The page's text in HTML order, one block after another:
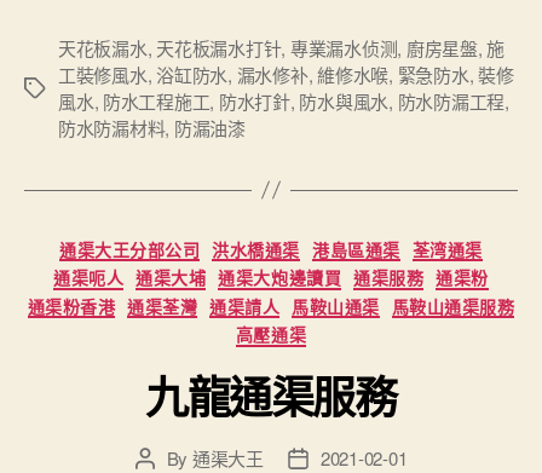
Tags
天花板漏水, 天花板漏水打针, 專業漏水侦测, 廚房星盤,施
工裝修風水, 浴缸防水, 漏水修补,維修水喉, 緊急防水,裝修
風水, 防水工程施工, 防水打針, 防水與風水, 防水防漏工程,
防水防漏材料, 防漏油漆
Categories
通渠大王分部公司 洪水橋通渠 港島區通渠 荃湾通渠
通渠呃人 通渠大埔 通渠大炮邊讀買 通渠服務 通渠粉
通渠粉香港 通渠荃灣 通渠請人 馬鞍山通渠 馬鞍山通渠服務
高壓通渠
九龍通渠服務
PostBy 通渠大王
Post2021-02-01